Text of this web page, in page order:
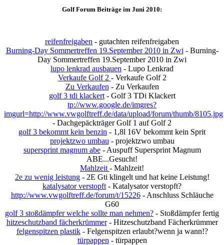
Golf Forum Beiträge im Juni 2010:
reifenfreigaben - gutachten reifenfreigaben
Burning-Day Sommertreffen 19.September 2010 in Zwi - Burning-
Day Sommertreffen 19.September 2010 in Zwi
lupo lenkrad ausbauen - Lupo Lenkrad
Verkaufe Golf 2 - Verkaufe Golf 2
Zu Verkaufen - Zu Verkaufen
golf 3 tdi klackert- Golf 3 TDi Klackert
tp://www.google.de/imgres?
imgurl=http://www.vwgolftreff.de/data/upload/forum/thumb/8105.jpg
- Dachgepäckträger Golf 1 auf Golf 2
golf 3 bekommt kein benzin - 1,8l 16V bekommt kein Sprit
projektzwo umbau - projektzwo umbau
supersprint magnum abe- Auspuff Supersprint Magnum
ABE...Gesucht!
Mahlzeit - Mahlzeit!
2e zu wenig leistung- 2E Gti klingelt und hat keine Leistung!
katalysator verstopft - Katalysator verstopft?
http://www.vwgolftreff.de/forum/t/15226- Anschluss Schläuche
G60
golf 3 stoßdämpfer welche sollte man nehmen? - Stoßdämpfer fertig
hitzeschutzband fächerkrümmer- Hitzeschutzband Fächerkrümmer
felgenspitzen plastik- Felgenspitzen erlaubt?wenn ja wann!?
türpappen - türpappen